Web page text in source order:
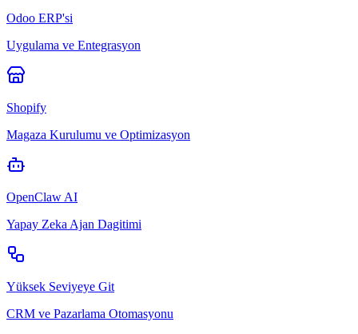
Odoo ERP'si
Uygulama ve Entegrasyon
Shopify
Magaza Kurulumu ve Optimizasyon
OpenClaw AI
Yapay Zeka Ajan Dagitimi
Yüksek Seviyeye Git
CRM ve Pazarlama Otomasyonu